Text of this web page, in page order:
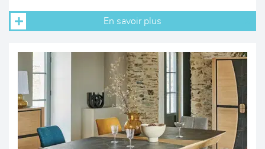
En savoir plus